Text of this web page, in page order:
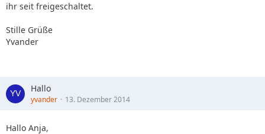
ihr seit freigeschaltet.
Stille Grüße
Yvander
Hallo
yvander 13. Dezember 2014
Hallo Anja,